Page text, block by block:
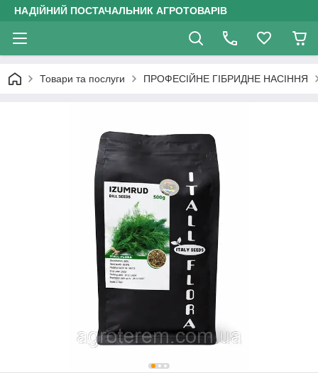
НАДІЙНИЙ ПОСТАЧАЛЬНИК АГРОТОВАРІВ
Товари та послуги ПРОФЕСІЙНЕ ГІБРИДНЕ НАСІННЯ